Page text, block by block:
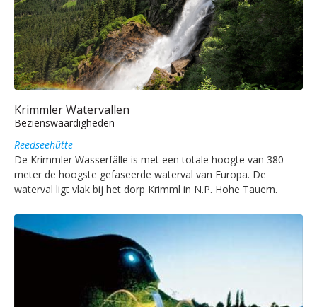
Krimmler Watervallen
Bezienswaardigheden
Reedseehütte
De Krimmler Wasserfälle is met een totale hoogte van 380
meter de hoogste gefaseerde waterval van Europa. De
waterval ligt vlak bij het dorp Krimml in N.P. Hohe Tauern.